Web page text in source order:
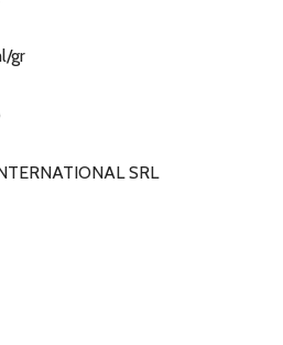
gr
SRL